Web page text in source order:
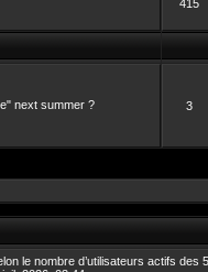
415
next summer ?
3
le nombre d’utilisateurs actifs des